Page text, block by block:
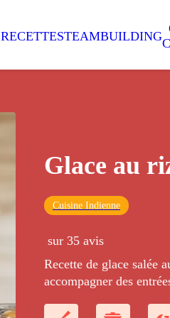
RECETTESTEAMBUILDING
Glace au
Cuisine Indienne
sur 35 avis
Recette de glace salée
accompagner des